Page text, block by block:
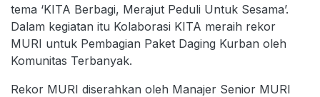
tema ‘KITA Berbagi, Merajut Peduli Untuk Sesama’.
Dalam kegiatan itu Kolaborasi KITA meraih rekor
MURI untuk Pembagian Paket Daging Kurban oleh
Komunitas Terbanyak.
Rekor MURI diserahkan oleh Manajer Senior MURI